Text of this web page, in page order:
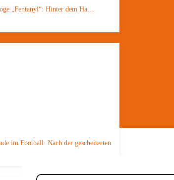
„Fentanyl“: Hinter dem Ha…
im Football: Nach der gescheiterten